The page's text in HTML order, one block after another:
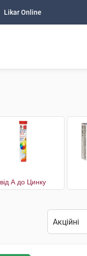
Likar Online
від А до Цинку